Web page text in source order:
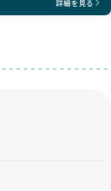
詳細を見る